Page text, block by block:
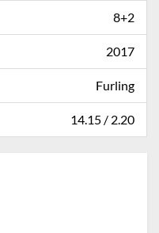
8+2
2017
Furling
14.15 / 2.20